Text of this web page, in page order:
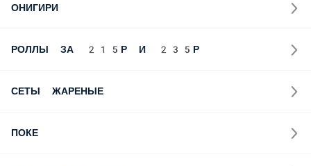
ОНИГИРИ
РОЛЛЫ ЗА 215Р И 235Р
СЕТЫ ЖАРЕНЫЕ
ПОКЕ